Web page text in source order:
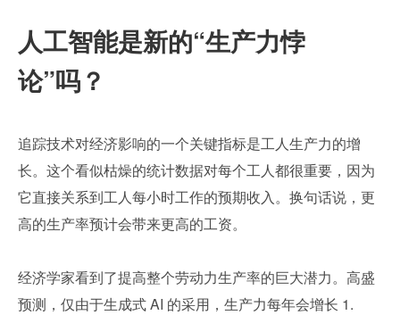
人工智能是新的“生产力悖
论”吗？
追踪技术对经济影响的一个关键指标是工人生产力的增
长。这个看似枯燥的统计数据对每个工人都很重要，因为
它直接关系到工人每小时工作的预期收入。换句话说，更
高的生产率预计会带来更高的工资。
经济学家看到了提高整个劳动力生产率的巨大潜力。高盛
预测，仅由于生成式 AI 的采用，生产力每年会增长 1.